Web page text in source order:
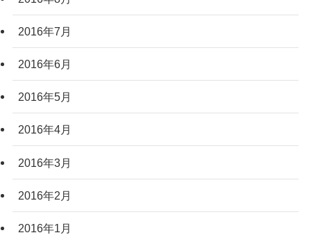
2016年7月
2016年6月
2016年5月
2016年4月
2016年3月
2016年2月
2016年1月